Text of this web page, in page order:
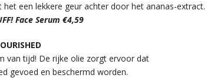
een lekkere geur achter door het ananas-extract.
Face Serum €4,59
van tijd! De rijke olie zorgt ervoor dat
gevoed en beschermd worden.